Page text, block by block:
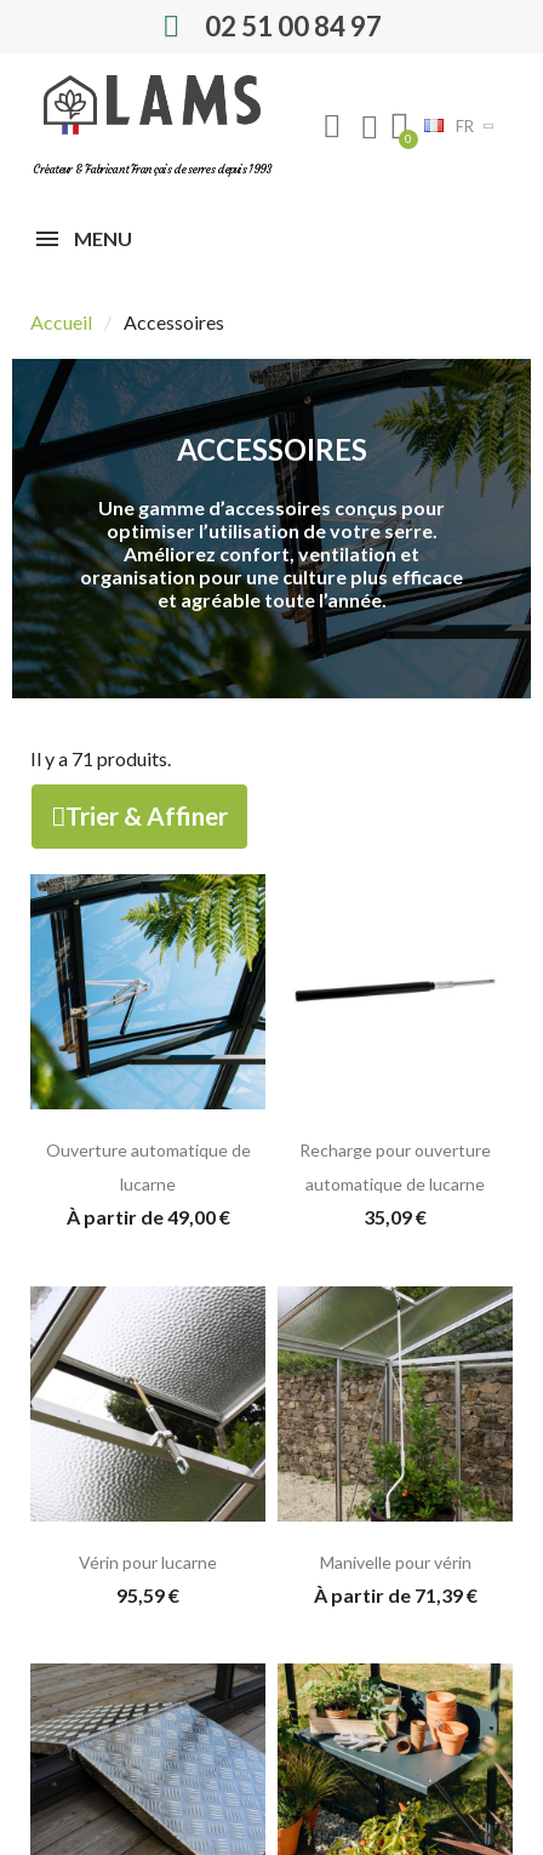
02 51 00 84 97
Créateur & Fabricant Français de serres depuis 1993
FR
MENU
Accueil Accessoires
ACCESSOIRES
Une gamme d’accessoires conçus pour
optimiser l’utilisation de votre serre.
Améliorez confort, ventilation et
organisation pour une culture plus efficace
et agréable toute l’année.
Il y a 71 produits.
Trier & Affiner
Ouverture automatique de
lucarne
À partir de 49,00 €
Recharge pour ouverture
automatique de lucarne
35,09 €
Vérin pour lucarne
95,59 €
Manivelle pour vérin
À partir de 71,39 €